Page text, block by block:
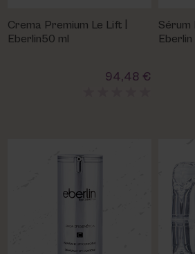
Crema Premium Le Lift |
Eberlin50 ml
94,48 €
Sérum
Eberlin